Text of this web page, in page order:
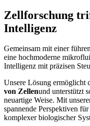
Zellforschung
Intelligenz
Gemeinsam mit einer
eine hochmoderne
Intelligenz mit präzisen
Unsere Lösung ermöglicht
von Zellenund unterstützt
neuartige Weise. Mit
spannende Perspektiven
komplexer biologischer